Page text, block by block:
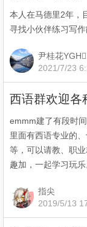
本人在马德里2年，
寻找小伙伴练习写
尹桂花YGH
2021/7/23
西语群欢迎各
emmm建了有段时
里面有西语专业的
等，可以请教、职
趣加，一起学习玩
指尖
2019/5/13